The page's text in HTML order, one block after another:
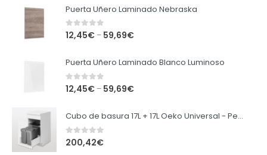
Puerta Uñero Laminado Nebraska
0out of 5
12,45€ – 59,69€
Puerta Uñero Laminado Blanco Luminoso
0out of 5
12,45€ – 59,69€
Cubo de basura 17L + 17L Oeko Universal - Peka
0out of 5
200,42€